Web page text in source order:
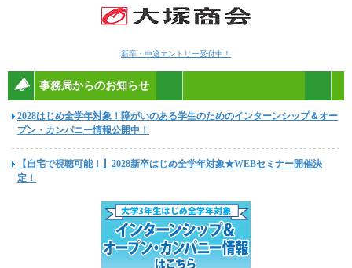
新卒・中途エントリー受付中！
事務局からのお知らせ
2028はじめ全学年対象！障がいのある学生のためのインターンシップ＆オー
プン・カンパニー情報公開中！
【自宅で視聴可能！】2028新卒はじめ全学年対象★WEBセミナー開催決
定！